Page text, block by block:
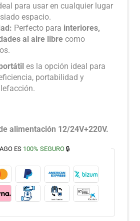
para usar en cualquier lugar
espacio.
Perfecto para interiores,
al aire libre como
es la opción ideal para
portabilidad y
alimentación 12/24V+220V.
ES 100% SEGURO🔒